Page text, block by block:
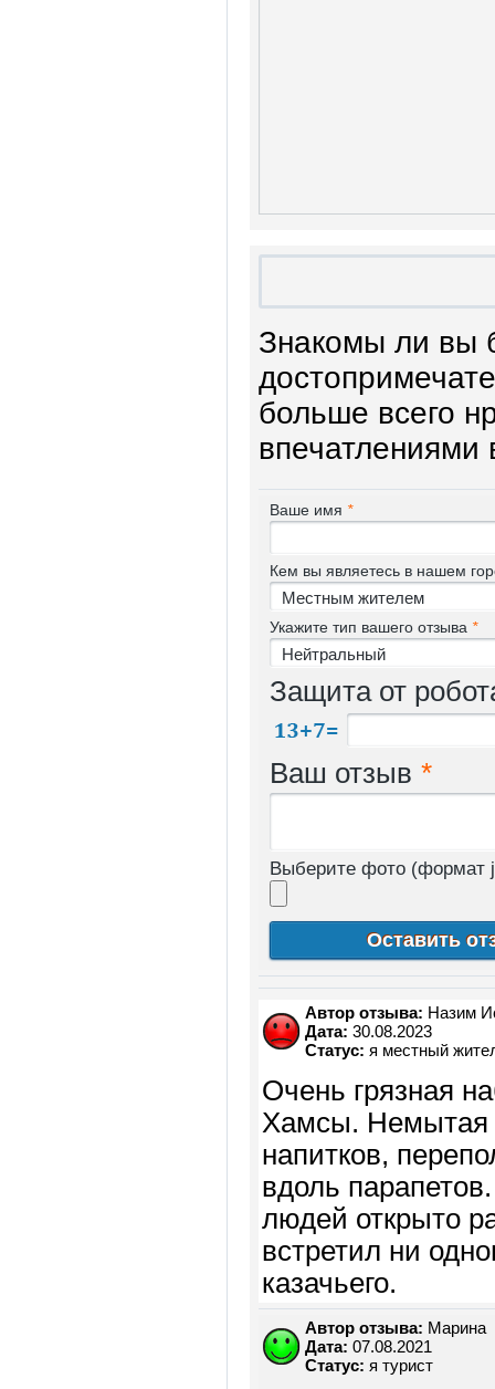
Знакомы ли вы
больше всего
впечатлениями
Ваше имя *
Кем вы являетесь в нашем
Укажите тип вашего отзыва *
Защита от
Ваш отзыв *
Выберите фото (формат
Автор отзыва: Назим
Дата: 30.08.2023
Статус: я местный
Очень грязная
Хамсы. Немытая
напитков,
вдоль
людей открыто
встретил ни
казачьего.
Автор отзыва: Марина
Дата: 07.08.2021
Статус: я турист